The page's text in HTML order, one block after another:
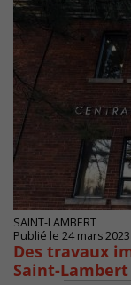
SAINT-LAMBERT
Publié le 24 mars
Des travaux
Saint-Lambert